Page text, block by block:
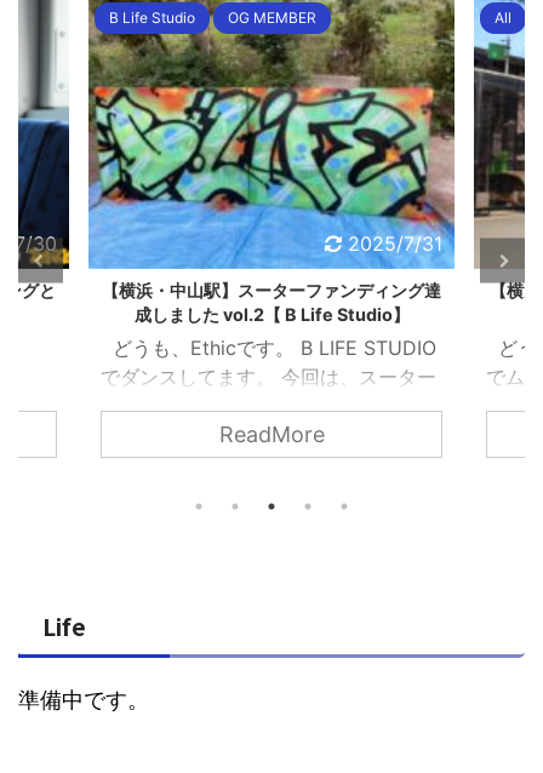
7/31
ング達
てい
ェ
All B Life Studio
2024/9/4
【横浜・中山駅】B Life StudioのKayopi合
宿について【ダンススタジオ】
どうも、Ethicです。 B LIFE STUDIO
でムキムキしてます
Kayopi合宿の
詳細についてまとめていきます。
Ethic 【横浜・中山駅】B Life
StudioのKayopi合宿について【ダンス
ReadMore
All
【横
ど
で、
Fresh
Party
Life
準備中です。